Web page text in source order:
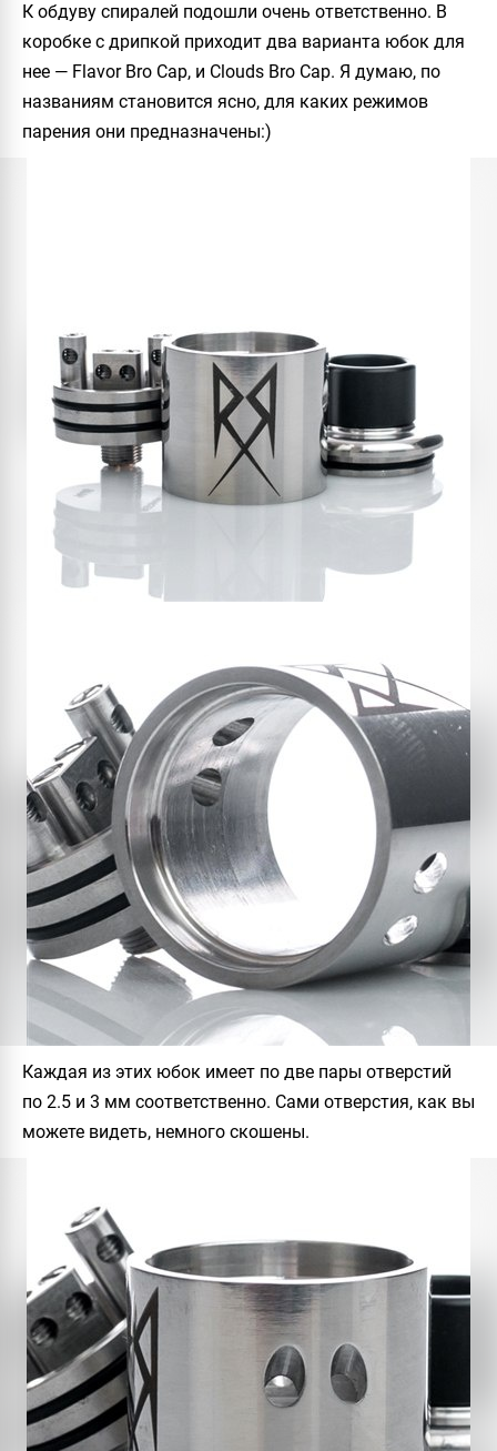
К обдуву спиралей подошли очень ответственно. В
коробке с дрипкой приходит два варианта юбок для
нее — Flavor Bro Cap, и Clouds Bro Cap. Я думаю, по
названиям становится ясно, для каких режимов
парения они предназначены:)
Каждая из этих юбок имеет по две пары отверстий
по 2.5 и 3 мм соответственно. Сами отверстия, как вы
можете видеть, немного скошены.